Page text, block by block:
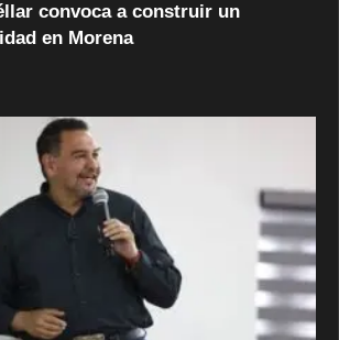
convoca a construir un
en Morena